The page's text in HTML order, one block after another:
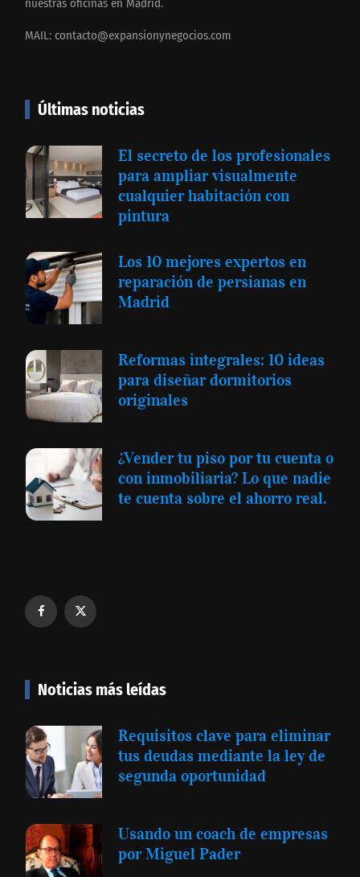
nuestras oficinas en Madrid.
MAIL: contacto@expansionynegocios.com
Últimas noticias
El secreto de los profesionales
para ampliar visualmente
cualquier habitación con
pintura
Los 10 mejores expertos en
reparación de persianas en
Madrid
Reformas integrales: 10 ideas
para diseñar dormitorios
originales
¿Vender tu piso por tu cuenta o
con inmobiliaria? Lo que nadie
te cuenta sobre el ahorro real.
Noticias más leídas
Requisitos clave para eliminar
tus deudas mediante la ley de
segunda oportunidad
Usando un coach de empresas
por Miguel Pader